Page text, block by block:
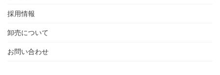
採用情報
卸売について
お問い合わせ